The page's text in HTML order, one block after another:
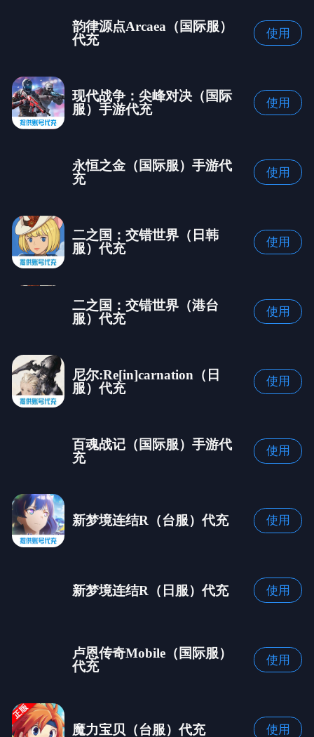
韵律源点Arcaea（国际服）
代充
使用
现代战争：尖峰对决（国际
服）手游代充
使用
永恒之金（国际服）手游代
充
使用
二之国：交错世界（日韩
服）代充
使用
二之国：交错世界（港台
服）代充
使用
尼尔:Re[in]carnation（日
服）代充
使用
百魂战记（国际服）手游代
充
使用
新梦境连结R（台服）代充 使用
新梦境连结R（日服）代充 使用
卢恩传奇Mobile（国际服）
代充
使用
魔力宝贝（台服）代充 使用